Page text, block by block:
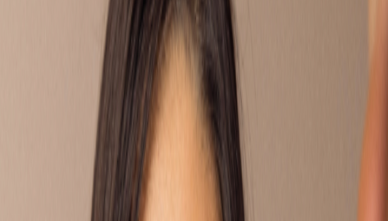
CHAT MET EEN BUDDY
mijn ouders ruzie mijn woonsituatie